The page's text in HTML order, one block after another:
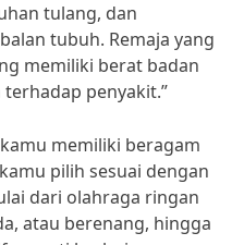
tulang, dan
tubuh. Remaja yang
memiliki berat badan
penyakit.”
memiliki beragam
pilih sesuai dengan
dari olahraga ringan
atau berenang, hingga